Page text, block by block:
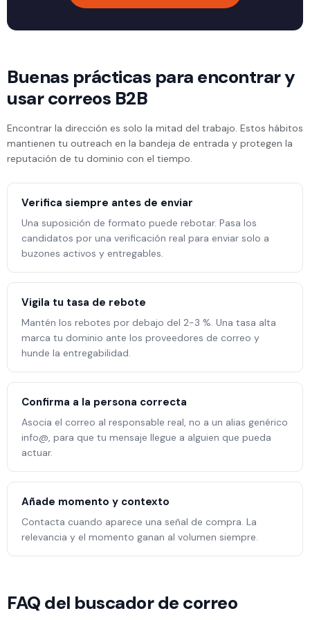
Buenas prácticas para encontrar y
usar correos B2B
Encontrar la dirección es solo la mitad del trabajo. Estos hábitos
mantienen tu outreach en la bandeja de entrada y protegen la
reputación de tu dominio con el tiempo.
Verifica siempre antes de enviar
Una suposición de formato puede rebotar. Pasa los
candidatos por una verificación real para enviar solo a
buzones activos y entregables.
Vigila tu tasa de rebote
Mantén los rebotes por debajo del 2-3 %. Una tasa alta
marca tu dominio ante los proveedores de correo y
hunde la entregabilidad.
Confirma a la persona correcta
Asocia el correo al responsable real, no a un alias genérico
info@, para que tu mensaje llegue a alguien que pueda
actuar.
Añade momento y contexto
Contacta cuando aparece una señal de compra. La
relevancia y el momento ganan al volumen siempre.
FAQ del buscador de correo